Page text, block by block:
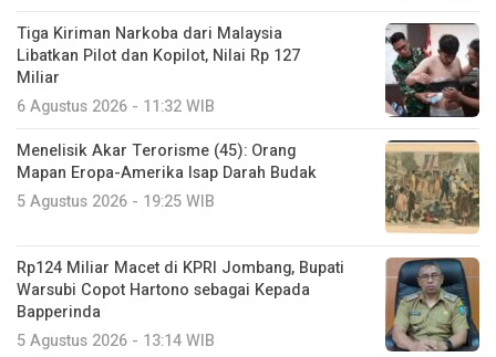
Tiga Kiriman Narkoba dari Malaysia
Libatkan Pilot dan Kopilot, Nilai Rp 127
Miliar
6 Agustus 2026 - 11:32 WIB
Menelisik Akar Terorisme (45): Orang
Mapan Eropa-Amerika Isap Darah Budak
5 Agustus 2026 - 19:25 WIB
Rp124 Miliar Macet di KPRI Jombang, Bupati
Warsubi Copot Hartono sebagai Kepada
Bapperinda
5 Agustus 2026 - 13:14 WIB